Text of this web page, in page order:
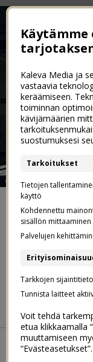
BIKINIBODY
RASKAUS &
KORONAKILOT,
VALINNAT→
Kaleva Media ja
vastaavia
keräämiseen.
toiminnan
kävijämäärien
suostumuksesi
Tarkoitukset
Tietojen
käyttö
Kohdennettu
sisällön
Palvelujen
Tarkkojen
Tunnista laitteet
Voit tehdä
etua klikkaamalla
muuttamiseen
“Evästeasetukset”.